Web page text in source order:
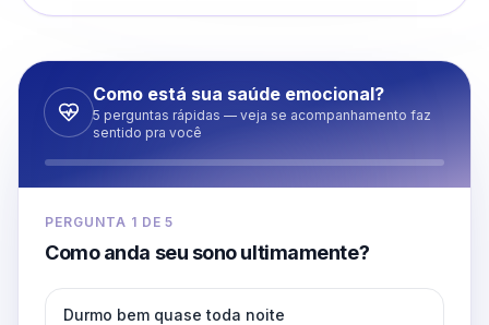
Como está sua saúde emocional?
5 perguntas rápidas — veja se acompanhamento faz
sentido pra você
PERGUNTA 1 DE5
Como anda seu sono ultimamente?
Durmo bem quase toda noite